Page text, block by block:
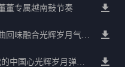
董专属越南鼓节奏
经典好歌梦里水乡祝你平安金曲回味融合光辉岁月气氛中文兄弟串烧
中英文ClubDance慢慢嗨碰撞我的中国心光辉岁月弹鼓车载